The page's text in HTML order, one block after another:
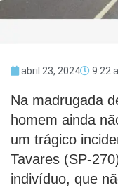
abril 23, 2024 9:22
Na madrugada
homem ainda
um trágico
Tavares (SP-
indivíduo, que